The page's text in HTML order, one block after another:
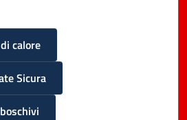
calore
Sicura